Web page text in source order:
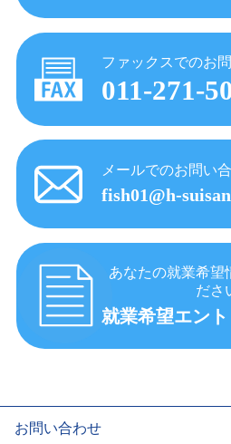
ファックスでのお
011-271-
メールでのお問い
fish01@h-
あなたの就業希望
ださ
就業希望エン
お問い合わせ